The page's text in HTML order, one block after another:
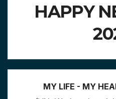
HAPPY
MY LIFE - MY